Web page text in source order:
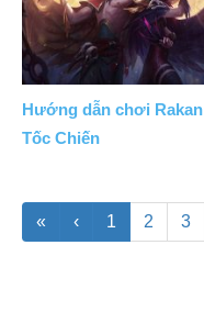
Hướng dẫn chơi Rakan
Tốc Chiến
« ‹ 1 2 3